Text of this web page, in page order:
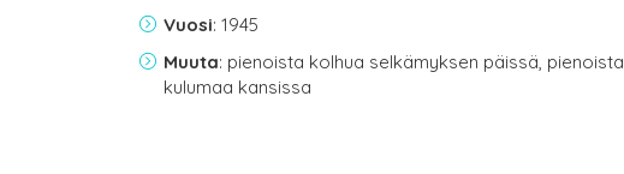
Vuosi: 1945
Muuta: pienoista kolhua selkämyksen päissä, pienoista
kulumaa kansissa